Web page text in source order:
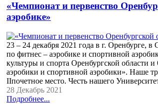
«Чемпионат и первенство
аэробике»
23 – 24 декабря 2021 года в г. Оренбурге,
по фитнес – аэробике и спортивной
культуры и спорта Оренбургской области
аэробики и спортивной аэробики». Наше
IIпочетное место. Честь нашего
28 Декабрь 2021
Подробнее...